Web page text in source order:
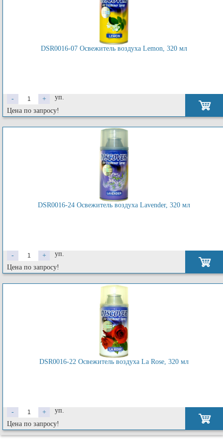
DSR0016-07 Освежитель воздуха Lemon, 320 мл
- +
уп.
Цена по запросу!
DSR0016-24 Освежитель воздуха Lavender, 320 мл
- +
уп.
Цена по запросу!
DSR0016-22 Освежитель воздуха La Rose, 320 мл
- +
уп.
Цена по запросу!